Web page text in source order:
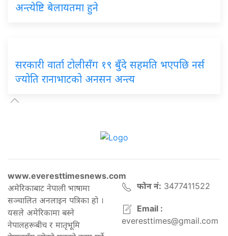
अन्त्येष्टि बेलायतमा हुने
सरकारी वार्ता टोलीसँग १९ बुँदे सहमति भएपछि नर्स
ज्योति रानाभाटको अनसन अन्त्य
www.everesttimesnews.com
अमेरिकाबाट नेपाली भाषामा
सञ्चालित अनलाइन पत्रिका हो ।
यसले अमेरिकामा बस्ने
नेपालहरूबीच र मातृभूमि
फोन नं: 3477411522
Email :
everesttimes@gmail.com